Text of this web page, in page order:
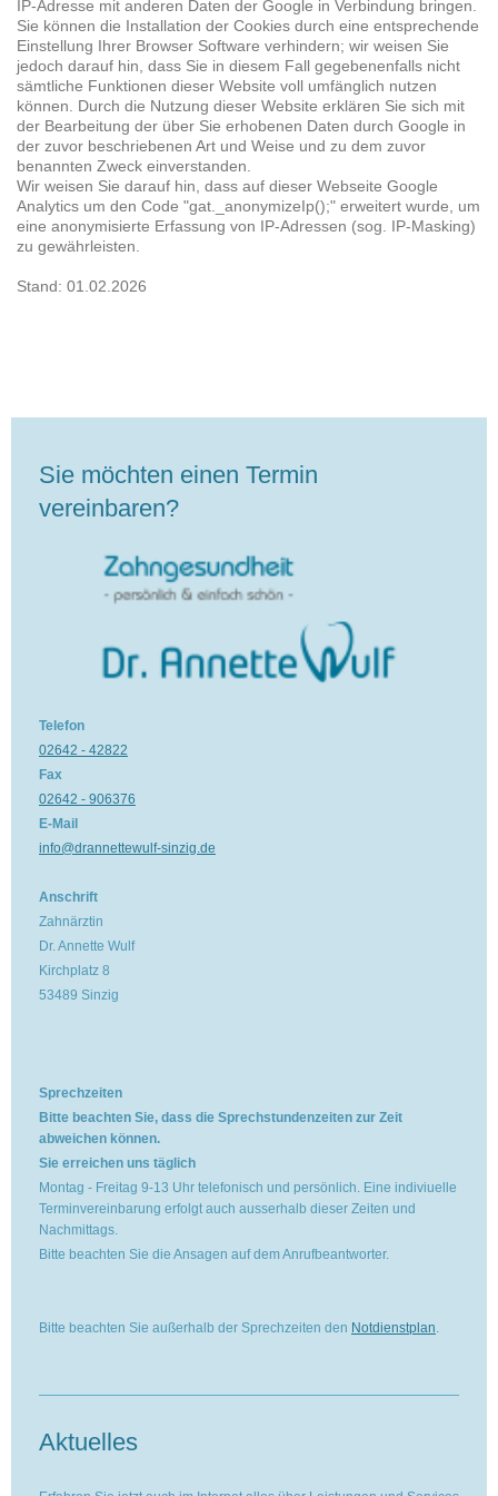
IP-Adresse mit anderen Daten der Google in Verbindung bringen.
Sie können die Installation der Cookies durch eine entsprechende
Einstellung Ihrer Browser Software verhindern; wir weisen Sie
jedoch darauf hin, dass Sie in diesem Fall gegebenenfalls nicht
sämtliche Funktionen dieser Website voll umfänglich nutzen
können. Durch die Nutzung dieser Website erklären Sie sich mit
der Bearbeitung der über Sie erhobenen Daten durch Google in
der zuvor beschriebenen Art und Weise und zu dem zuvor
benannten Zweck einverstanden.
Wir weisen Sie darauf hin, dass auf dieser Webseite Google
Analytics um den Code "gat._anonymizeIp();" erweitert wurde, um
eine anonymisierte Erfassung von IP-Adressen (sog. IP-Masking)
zu gewährleisten.
Stand: 01.02.2026
Sie möchten einen Termin
vereinbaren?
Telefon
02642 - 42822
Fax
02642 - 906376
E-Mail
info@drannettewulf-sinzig.de
Anschrift
Zahnärztin
Dr. Annette Wulf
Kirchplatz 8
53489 Sinzig
Sprechzeiten
Bitte beachten Sie, dass die Sprechstundenzeiten zur Zeit
abweichen können.
Sie erreichen uns täglich
Montag - Freitag 9-13 Uhr telefonisch und persönlich. Eine indiviuelle
Terminvereinbarung erfolgt auch ausserhalb dieser Zeiten und
Nachmittags.
Bitte beachten Sie die Ansagen auf dem Anrufbeantworter.
Bitte beachten Sie außerhalb der Sprechzeiten den Notdienstplan
Aktuelles